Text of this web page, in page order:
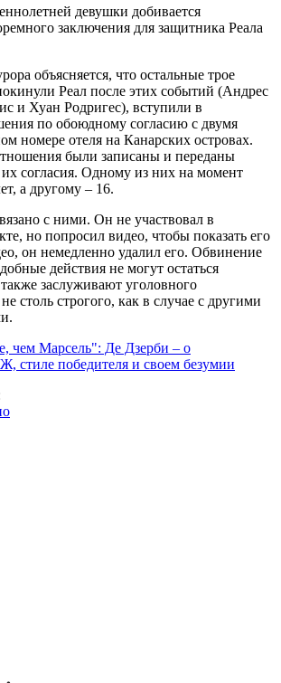
девушки добивается
заключения для защитника Реала
объясняется, что остальные трое
Реал после этих событий (Андрес
и Хуан Родригес), вступили в
по обоюдному согласию с двумя
номере отеля на Канарских островах.
были записаны и переданы
согласия. Одному из них на момент
а другому – 16.
с ними. Он не участвовал в
но попросил видео, чтобы показать его
он немедленно удалил его. Обвинение
действия не могут остаться
заслуживают уголовного
столь строгого, как в случае с другими
чем Марсель": Де Дзерби – о
стиле победителя и своем безумии